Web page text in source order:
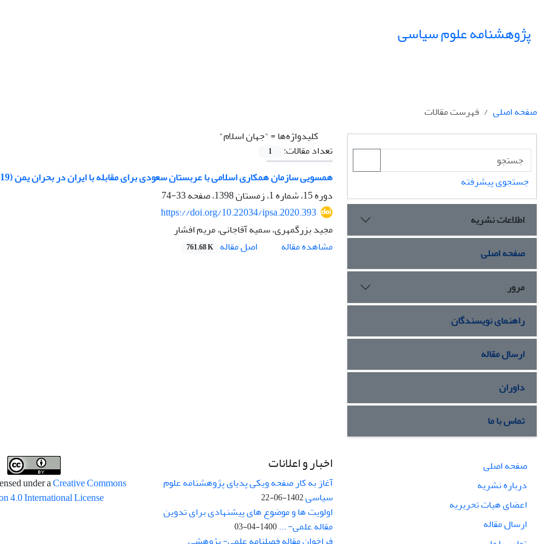
پژوهشنامه علوم سیاسی
صفحه اصلی
فهرست مقالات
کلیدواژه‌ها ="جهان اسلام"
تعداد مقالات:
1
همسویی سازمان همکاری اسلامی با عربستان سعودی برای مقابله با ایران در بحران یمن (2019-2015)
دوره 15، شماره 1، زمستان 1398، صفحه
33-74
https://doi.org/10.22034/ipsa.2020.393
مجید بزرگمهری، سمیه آقاجانی، مریم افشار
مشاهده مقاله
اصل مقاله 761.68 K
جستجوی پیشرفته
اطلاعات نشریه
صفحه اصلی
مرور
راهنمای نویسندگان
ارسال مقاله
داوران
تماس با ما
صفحه اصلی
درباره نشریه
اعضای هیات تحریریه
ارسال مقاله
اخبار و اعلانات
آغاز به کار صفحه ویکی پدیای پژوهشنامه علوم
سیاسی1402-06-22
اولویت ها و موضوع های پیشنهادی برای تدوین
مقاله علمی- ...1400-04-03
under aCreative Commons
4.0 International License